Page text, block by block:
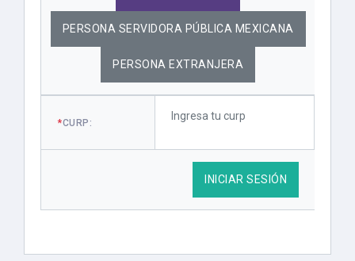
PERSONA SERVIDORA PÚBLICA MEXICANA
PERSONA EXTRANJERA
*CURP:
INICIAR SESIÓN